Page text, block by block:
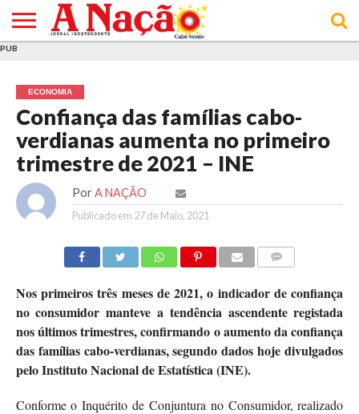
E DE
COOKIES
DE
UTILIZAÇÃO
PUB
ECONOMIA
Confiança das famílias cabo-
verdianas aumenta no primeiro
trimestre de 2021 – INE
Por A NAÇÃO
Publicado em 27 de Maio, 2021
Nos primeiros três meses de 2021, o indicador de confiança
no consumidor manteve a tendência ascendente registada
nos últimos trimestres, confirmando o aumento da confiança
das famílias cabo-verdianas, segundo dados hoje divulgados
pelo Instituto Nacional de Estatística (INE).
Conforme o Inquérito de Conjuntura no Consumidor, realizado